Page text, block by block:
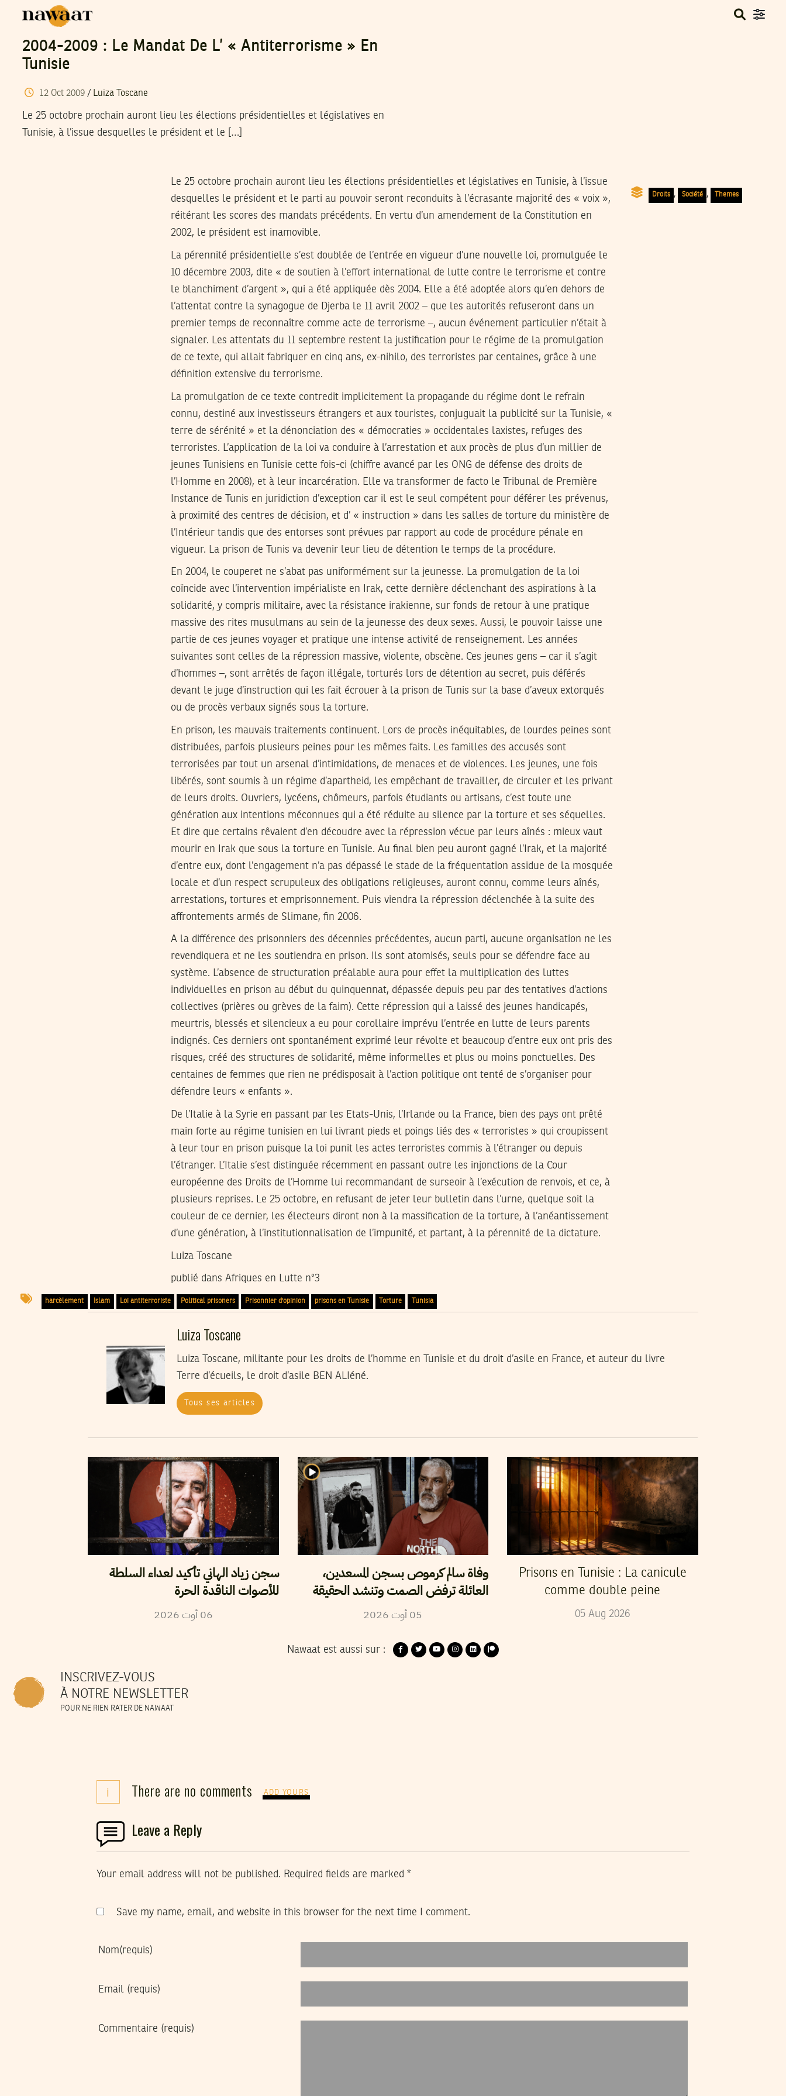
2004-2009 : Le Mandat De L’ « Antiterrorisme » En
Tunisie
12 Oct 2009/ Luiza Toscane
Le 25 octobre prochain auront lieu les élections présidentielles et législatives en
Tunisie, à l’issue desquelles le président et le […]
Droits , Société , Themes
Le 25 octobre prochain auront lieu les élections présidentielles et législatives en Tunisie, à l’issue
desquelles le président et le parti au pouvoir seront reconduits à l’écrasante majorité des « voix »,
réitérant les scores des mandats précédents. En vertu d’un amendement de la Constitution en
2002, le président est inamovible.
La pérennité présidentielle s’est doublée de l’entrée en vigueur d’une nouvelle loi, promulguée le
10 décembre 2003, dite « de soutien à l’effort international de lutte contre le terrorisme et contre
le blanchiment d’argent », qui a été appliquée dès 2004. Elle a été adoptée alors qu’en dehors de
l’attentat contre la synagogue de Djerba le 11 avril 2002 – que les autorités refuseront dans un
premier temps de reconnaître comme acte de terrorisme –, aucun événement particulier n’était à
signaler. Les attentats du 11 septembre restent la justification pour le régime de la promulgation
de ce texte, qui allait fabriquer en cinq ans, ex-nihilo, des terroristes par centaines, grâce à une
définition extensive du terrorisme.
La promulgation de ce texte contredit implicitement la propagande du régime dont le refrain
connu, destiné aux investisseurs étrangers et aux touristes, conjuguait la publicité sur la Tunisie, «
terre de sérénité » et la dénonciation des « démocraties » occidentales laxistes, refuges des
terroristes. L’application de la loi va conduire à l’arrestation et aux procès de plus d’un millier de
jeunes Tunisiens en Tunisie cette fois-ci (chiffre avancé par les ONG de défense des droits de
l’Homme en 2008), et à leur incarcération. Elle va transformer de facto le Tribunal de Première
Instance de Tunis en juridiction d’exception car il est le seul compétent pour déférer les prévenus,
à proximité des centres de décision, et d’ « instruction » dans les salles de torture du ministère de
l’Intérieur tandis que des entorses sont prévues par rapport au code de procédure pénale en
vigueur. La prison de Tunis va devenir leur lieu de détention le temps de la procédure.
En 2004, le couperet ne s’abat pas uniformément sur la jeunesse. La promulgation de la loi
coïncide avec l’intervention impérialiste en Irak, cette dernière déclenchant des aspirations à la
solidarité, y compris militaire, avec la résistance irakienne, sur fonds de retour à une pratique
massive des rites musulmans au sein de la jeunesse des deux sexes. Aussi, le pouvoir laisse une
partie de ces jeunes voyager et pratique une intense activité de renseignement. Les années
suivantes sont celles de la répression massive, violente, obscène. Ces jeunes gens – car il s’agit
d’hommes –, sont arrêtés de façon illégale, torturés lors de détention au secret, puis déférés
devant le juge d’instruction qui les fait écrouer à la prison de Tunis sur la base d’aveux extorqués
ou de procès verbaux signés sous la torture.
En prison, les mauvais traitements continuent. Lors de procès inéquitables, de lourdes peines sont
distribuées, parfois plusieurs peines pour les mêmes faits. Les familles des accusés sont
terrorisées par tout un arsenal d’intimidations, de menaces et de violences. Les jeunes, une fois
libérés, sont soumis à un régime d’apartheid, les empêchant de travailler, de circuler et les privant
de leurs droits. Ouvriers, lycéens, chômeurs, parfois étudiants ou artisans, c’est toute une
génération aux intentions méconnues qui a été réduite au silence par la torture et ses séquelles.
Et dire que certains rêvaient d’en découdre avec la répression vécue par leurs aînés : mieux vaut
mourir en Irak que sous la torture en Tunisie. Au final bien peu auront gagné l’Irak, et la majorité
d’entre eux, dont l’engagement n’a pas dépassé le stade de la fréquentation assidue de la mosquée
locale et d’un respect scrupuleux des obligations religieuses, auront connu, comme leurs aînés,
arrestations, tortures et emprisonnement. Puis viendra la répression déclenchée à la suite des
affrontements armés de Slimane, fin 2006.
A la différence des prisonniers des décennies précédentes, aucun parti, aucune organisation ne les
revendiquera et ne les soutiendra en prison. Ils sont atomisés, seuls pour se défendre face au
système. L’absence de structuration préalable aura pour effet la multiplication des luttes
individuelles en prison au début du quinquennat, dépassée depuis peu par des tentatives d’actions
collectives (prières ou grèves de la faim). Cette répression qui a laissé des jeunes handicapés,
meurtris, blessés et silencieux a eu pour corollaire imprévu l’entrée en lutte de leurs parents
indignés. Ces derniers ont spontanément exprimé leur révolte et beaucoup d’entre eux ont pris des
risques, créé des structures de solidarité, même informelles et plus ou moins ponctuelles. Des
centaines de femmes que rien ne prédisposait à l’action politique ont tenté de s’organiser pour
défendre leurs « enfants ».
De l’Italie à la Syrie en passant par les Etats-Unis, l’Irlande ou la France, bien des pays ont prêté
main forte au régime tunisien en lui livrant pieds et poings liés des « terroristes » qui croupissent
à leur tour en prison puisque la loi punit les actes terroristes commis à l’étranger ou depuis
l’étranger. L’Italie s’est distinguée récemment en passant outre les injonctions de la Cour
européenne des Droits de l’Homme lui recommandant de surseoir à l’exécution de renvois, et ce, à
plusieurs reprises. Le 25 octobre, en refusant de jeter leur bulletin dans l’urne, quelque soit la
couleur de ce dernier, les électeurs diront non à la massification de la torture, à l’anéantissement
d’une génération, à l’institutionnalisation de l’impunité, et partant, à la pérennité de la dictature.
Luiza Toscane
publié dans Afriques en Lutte n°3
harcèlement Islam Loi antiterroriste Political prisoners Prisonnier d'opinion prisons en Tunisie Torture Tunisia
Luiza Toscane
Luiza Toscane, militante pour les droits de l’homme en Tunisie et du droit d’asile en France, et auteur du livre
Terre d’écueils, le droit d’asile BEN ALIéné.
Tous ses articles
سجن زياد الهاني تأكيد لعداء السلطة
للأصوات الناقدة الحرة
06أوت2026
وفاة سالم كرموص بسجن المسعدين،
العائلة ترفض الصمت وتنشد الحقيقة
05أوت 2026
Prisons en Tunisie : La canicule
comme double peine
05 Aug 2026
Nawaat est aussi sur :
INSCRIVEZ-VOUS
À NOTRE NEWSLETTER
POUR NE RIEN RATER DE NAWAAT
i There are no comments ADD YOURS
Leave a Reply
Your email address will not be published. Required fields are marked*
Save my name, email, and website in this browser for the next time I comment.
Nom(requis)
Email (requis)
Commentaire (requis)